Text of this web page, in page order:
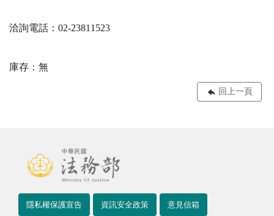
洽詢電話：02-23811523
庫存：無
回上一頁
隱私權保護宣告 資訊安全政策 意見信箱